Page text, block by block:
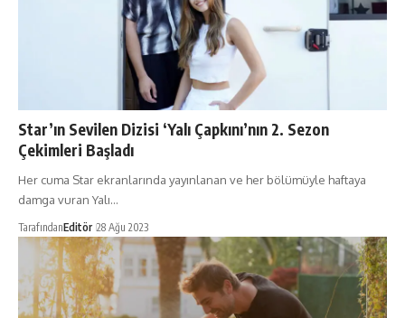
Star’ın Sevilen Dizisi ‘Yalı Çapkını’nın 2. Sezon
Çekimleri Başladı
Her cuma Star ekranlarında yayınlanan ve her bölümüyle haftaya
damga vuran Yalı…
TarafındanEditör 28 Ağu 2023